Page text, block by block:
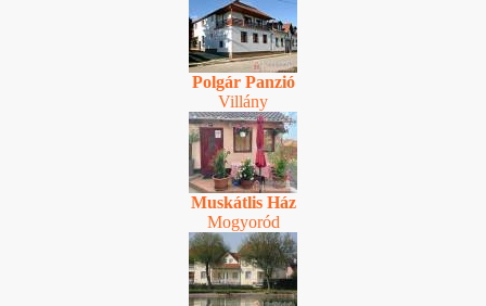
Polgár Panzió
Villány
Muskátlis Ház
Mogyoród